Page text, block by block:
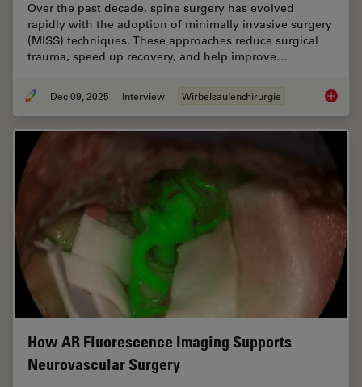
Over the past decade, spine surgery has evolved
rapidly with the adoption of minimally invasive surgery
(MISS) techniques. These approaches reduce surgical
trauma, speed up recovery, and help improve…
Dec 09, 2025 Interview Wirbelsäulenchirurgie
How AR Fluorescence Imaging Supports
Neurovascular Surgery